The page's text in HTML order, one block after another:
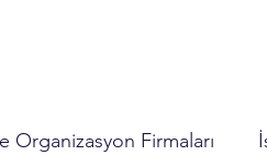
Organizasyon Firmaları